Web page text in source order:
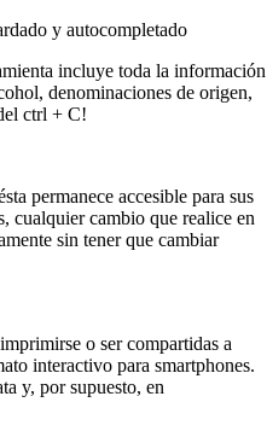
y autocompletado
incluye toda la información
denominaciones de origen,
ctrl + C!
permanece accesible para sus
cualquier cambio que realice en
sin tener que cambiar
o ser compartidas a
interactivo para smartphones.
y, por supuesto, en